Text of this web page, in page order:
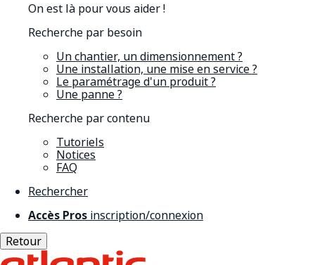
On est là pour vous aider !
Recherche par besoin
Un chantier, un dimensionnement ?
Une installation, une mise en service ?
Le paramétrage d'un produit ?
Une panne ?
Recherche par contenu
Tutoriels
Notices
FAQ
Rechercher
Accès Pros inscription/connexion
Retour